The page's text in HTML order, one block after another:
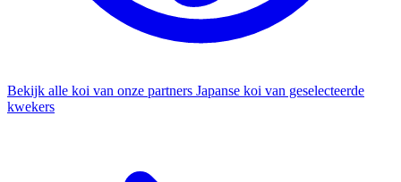
Bekijk alle koi van onze partners Japanse koi van geselecteerde
kwekers